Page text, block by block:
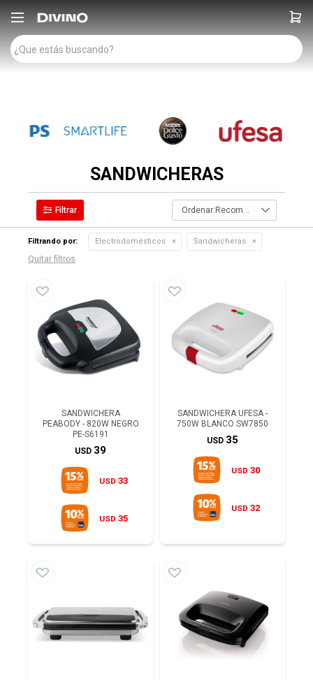

SANDWICHERAS
Recomendados
Filtrando por: Electrodomésticos Sandwicheras
Quitar filtros
SANDWICHERA
PEABODY - 820W NEGRO
PE-S6191
USD 39
USD 33
USD 35
SANDWICHERA UFESA -
750W BLANCO SW7850
USD 35
USD 30
USD 32